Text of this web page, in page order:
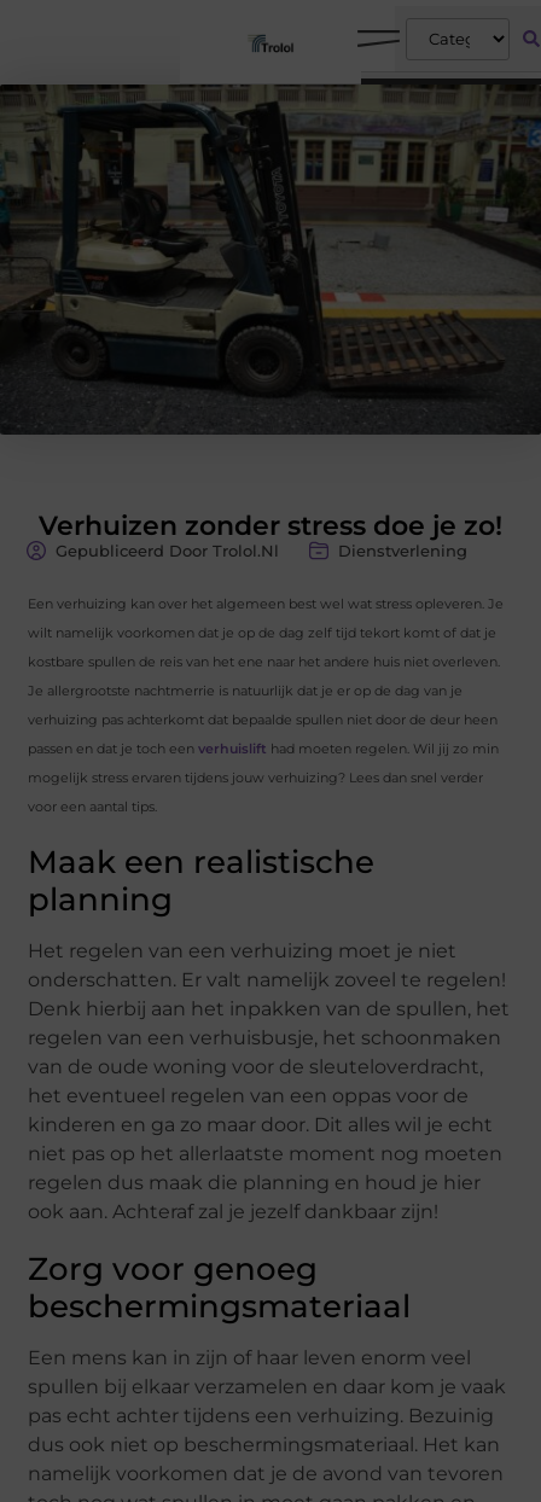
Verhuizen zonder stress doe je zo!
Gepubliceerd Door Trolol.nl Dienstverlening
Een verhuizing kan over het algemeen best wel wat stress opleveren. Je
wilt namelijk voorkomen dat je op de dag zelf tijd tekort komt of dat je
kostbare spullen de reis van het ene naar het andere huis niet overleven.
Je allergrootste nachtmerrie is natuurlijk dat je er op de dag van je
verhuizing pas achterkomt dat bepaalde spullen niet door de deur heen
passen en dat je toch eenverhuislift had moeten regelen. Wil jij zo min
mogelijk stress ervaren tijdens jouw verhuizing? Lees dan snel verder
voor een aantal tips.
Maak een realistische
planning
Het regelen van een verhuizing moet je niet
onderschatten. Er valt namelijk zoveel te regelen!
Denk hierbij aan het inpakken van de spullen, het
regelen van een verhuisbusje, het schoonmaken
van de oude woning voor de sleuteloverdracht,
het eventueel regelen van een oppas voor de
kinderen en ga zo maar door. Dit alles wil je echt
niet pas op het allerlaatste moment nog moeten
regelen dus maak die planning en houd je hier
ook aan. Achteraf zal je jezelf dankbaar zijn!
Zorg voor genoeg
beschermingsmateriaal
Een mens kan in zijn of haar leven enorm veel
spullen bij elkaar verzamelen en daar kom je vaak
pas echt achter tijdens een verhuizing. Bezuinig
dus ook niet op beschermingsmateriaal. Het kan
namelijk voorkomen dat je de avond van tevoren